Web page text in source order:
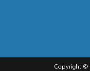
Copyright ©